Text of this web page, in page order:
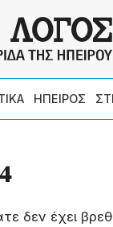
ΗΠΕΙΡΟΣ
δεν έχει